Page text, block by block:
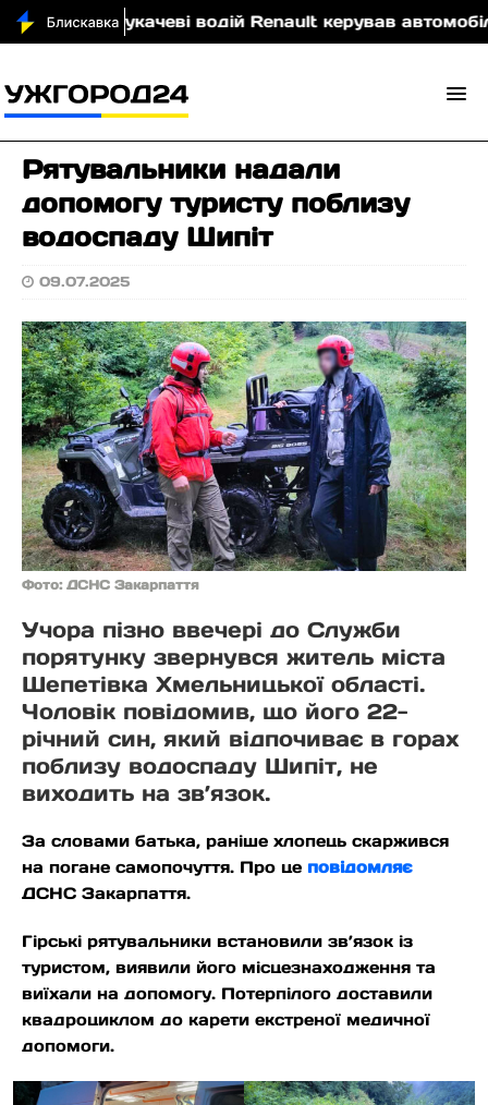
У Мукачеві водій Renault керував автомобілем
Рятувальники надали
допомогу туристу поблизу
водоспаду Шипіт
09.07.2025
Фото: ДСНС Закарпаття
Учора пізно ввечері до Служби
порятунку звернувся житель міста
Шепетівка Хмельницької області.
Чоловік повідомив, що його 22-
річний син, який відпочиває в горах
поблизу водоспаду Шипіт, не
виходить на зв’язок.
За словами батька, раніше хлопець скаржився
на погане самопочуття. Про це повідомляє
ДСНС Закарпаття.
Гірські рятувальники встановили зв’язок із
туристом, виявили його місцезнаходження та
виїхали на допомогу. Потерпілого доставили
квадроциклом до карети екстреної медичної
допомоги.